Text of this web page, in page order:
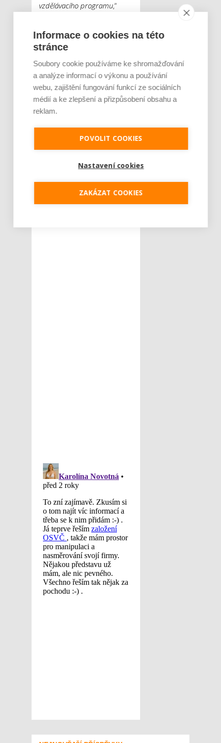
vzdělávacího programu,“
Kaizarová
z Finančního
úřadu pro Moravskoslezský
Tweet
ŠTÍTKY :
společnosti
Informace o cookies na této
stránce
Soubory cookie používáme ke shromažďování
a analýze informací o výkonu a používání
webu, zajištění fungování funkcí ze sociálních
médií a ke zlepšení a přizpůsobení obsahu a
reklam.
POVOLIT COOKIES
Nastavení cookies
ZAKÁZAT COOKIES